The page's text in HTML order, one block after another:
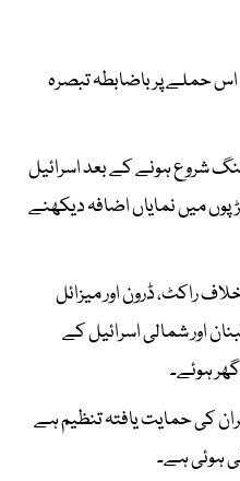
حملے پر باضابطہ تبصرہ
2023 میں غزہ جنگ شروع ہونے کے بعد اسرائیل
میں نمایاں اضافہ دیکھنے
راکٹ، ڈرون اور میزائل
اور شمالی اسرائیل کے
ہوئے۔
کی حمایت یافتہ تنظیم ہے
ہوئی ہے۔